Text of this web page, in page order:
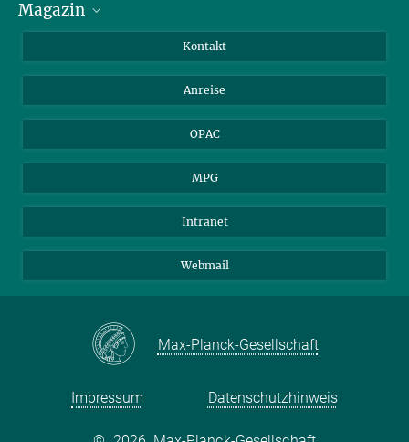
Stipendiat*innen
LinkedIn
Magazin
Kontakt
Anreise
OPAC
MPG
Intranet
Webmail
Max-Planck-Gesellschaft
Impressum Datenschutzhinweis